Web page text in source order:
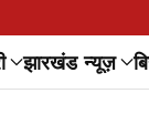
झारखंड न्यूज़